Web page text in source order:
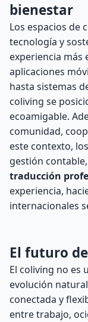
bienestar
Los espacios de
tecnología y
experiencia más
aplicaciones
hasta sistemas
coliving se
ecoamigable.
comunidad,
este contexto,
gestión
traducción
experiencia,
internacionales
El futuro
El coliving no es
evolución
conectada y
entre trabajo,